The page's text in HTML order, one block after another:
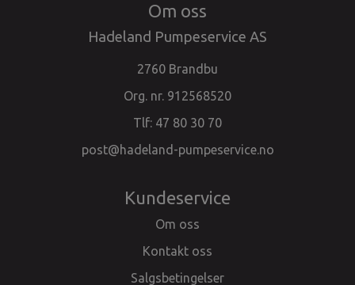
Om oss
Hadeland Pumpeservice AS
2760 Brandbu
Org. nr. 912568520
Tlf: 47 80 30 70
post@hadeland-pumpeservice.no
Kundeservice
Om oss
Kontakt oss
Salgsbetingelser